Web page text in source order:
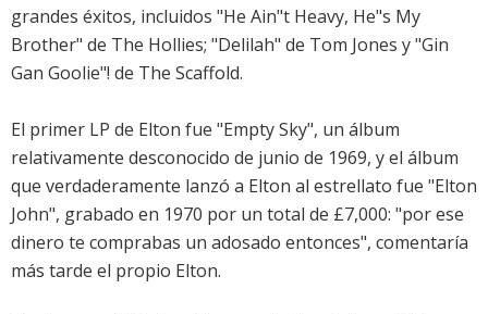
grandes éxitos, incluidos "He Ain"t Heavy, He"s My
Brother" de The Hollies; "Delilah" de Tom Jones y "Gin
Gan Goolie"! de The Scaffold.
El primer LP de Elton fue "Empty Sky", un álbum
relativamente desconocido de junio de 1969, y el álbum
que verdaderamente lanzó a Elton al estrellato fue "Elton
John", grabado en 1970 por un total de £7,000: "por ese
dinero te comprabas un adosado entonces", comentaría
más tarde el propio Elton.